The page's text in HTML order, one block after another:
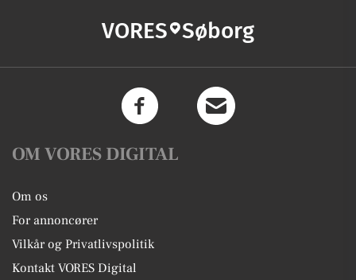
VORES Søborg
OM VORES DIGITAL
Om os
For annoncører
Vilkår og Privatlivspolitik
Kontakt VORES Digital